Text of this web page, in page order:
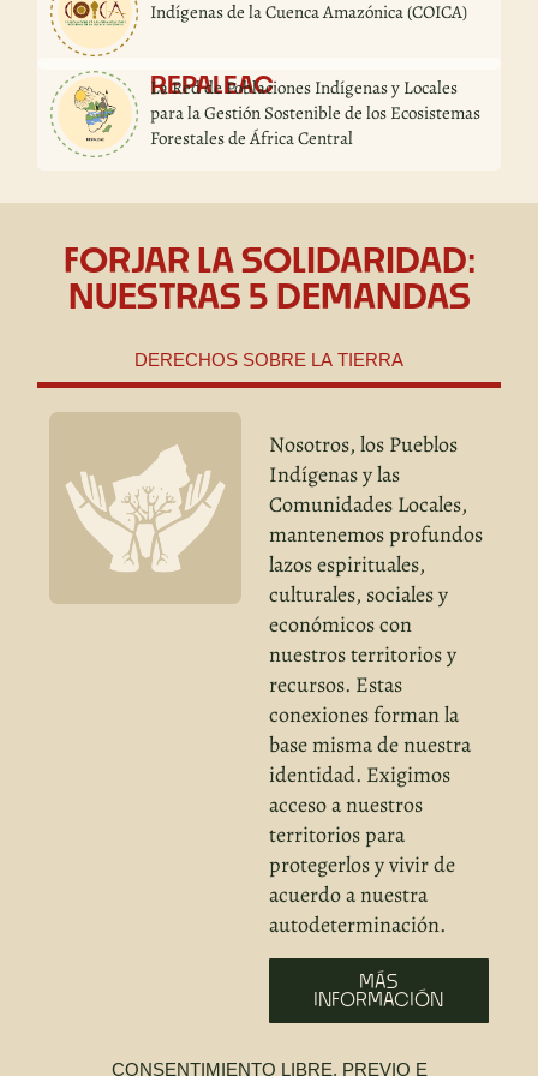
Indígenas de la Cuenca Amazónica (COICA)
REPALEAC
La Red de Poblaciones Indígenas y Locales
para la Gestión Sostenible de los Ecosistemas
Forestales de África Central
FORJAR LA SOLIDARIDAD:
NUESTRAS 5 DEMANDAS
DERECHOS SOBRE LA TIERRA
CONSENTIMIENTO LIBRE, PREVIO E
Nosotros, los Pueblos
Indígenas y las
Comunidades Locales,
mantenemos profundos
lazos espirituales,
culturales, sociales y
económicos con
nuestros territorios y
recursos. Estas
conexiones forman la
base misma de nuestra
identidad. Exigimos
acceso a nuestros
territorios para
protegerlos y vivir de
acuerdo a nuestra
autodeterminación.
MÁS
INFORMACIÓN